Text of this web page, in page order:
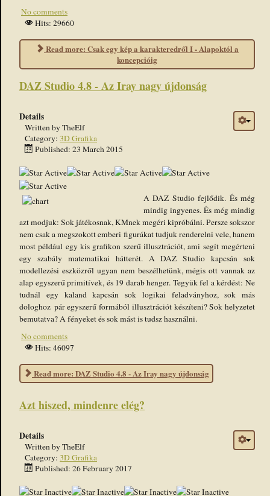
No comments
Hits: 29660
Read more: Csak egy kép a karakteredről I - Alapoktól a
koncepcióig
DAZ Studio 4.8 - Az Iray nagy újdonság
Details
Written byTheElf
Category: 3D Grafika
Published: 23 March 2015
User
Rating:5/5
A DAZ Studio fejlődik. És még
mindig ingyenes. És még mindig
azt modjuk: Sok játékosnak, KMnek megéri kipróbálni. Persze sokszor
nem csak a megszokott emberi figurákat tudjuk renderelni vele, hanem
most például egy kis grafikon szerű illusztrációt, ami segít megérteni
egy szabály matematikai hátterét. A DAZ Studio kapcsán sok
modellezési eszközről ugyan nem beszélhetünk, mégis ott vannak az
alap egyszerű primitívek, és 19 darab henger. Tegyük fel a kérdést: Ne
tudnál egy kaland kapcsán sok logikai feladványhoz, sok más
dologhoz pár egyszerű formából illusztrációt készíteni? Sok helyzetet
bemutatva? A fényeket és sok mást is tudsz használni.
No comments
Hits: 46097
Read more: DAZ Studio 4.8 - Az Iray nagy újdonság
Azt hiszed, mindenre elég?
Details
Written byTheElf
Category: 3D Grafika
Published: 26 February 2017